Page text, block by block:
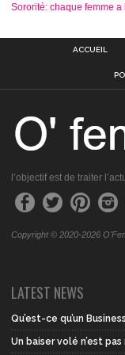
Sororité: chaque femme
ACCUEIL
l’objectif est de traiter
Copyright © 2020-2026
LATEST NEWS
Qu’est-ce qu’un
Un baiser volé n’est